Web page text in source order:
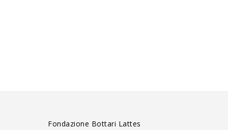
Fondazione Bottari Lattes